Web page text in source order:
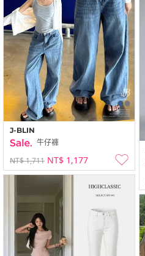
J-BLIN
牛仔褲
NT$ 1,711 NT$ 1,177